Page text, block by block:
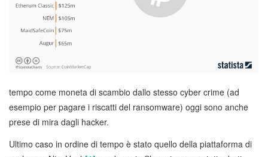
tempo come moneta di scambio dallo stesso cyber crime (ad
esempio per pagare i riscatti del ransomware) oggi sono anche
prese di mira dagli hacker.
Ultimo caso in ordine di tempo è stato quello della piattaforma di